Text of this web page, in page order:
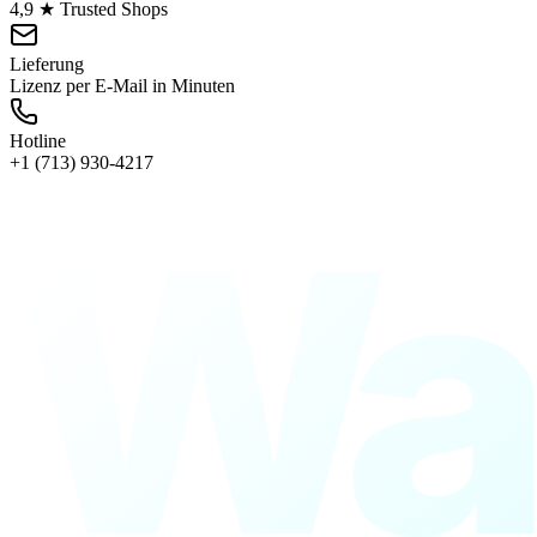
4,9 ★ Trusted Shops
Lieferung
Lizenz per E-Mail in Minuten
Hotline
+1 (713) 930-4217